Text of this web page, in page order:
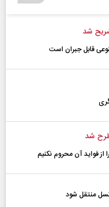
شد
قابل جبران است
شد
از فواید آن محروم نکنیم
منتقل شود